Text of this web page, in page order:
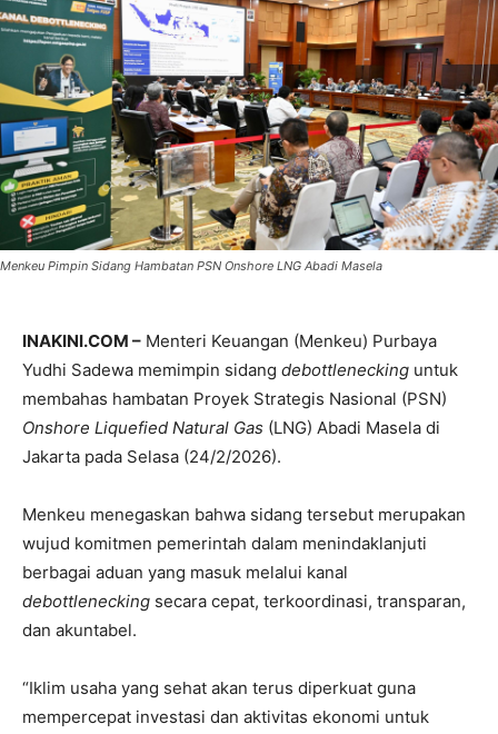
Menkeu Pimpin Sidang Hambatan PSN Onshore LNG Abadi Masela
INAKINI.COM – Menteri Keuangan (Menkeu) Purbaya
Yudhi Sadewa memimpin sidang debottlenecking untuk
membahas hambatan Proyek Strategis Nasional (PSN)
Onshore Liquefied Natural Gas (LNG) Abadi Masela di
Jakarta pada Selasa (24/2/2026).
Menkeu menegaskan bahwa sidang tersebut merupakan
wujud komitmen pemerintah dalam menindaklanjuti
berbagai aduan yang masuk melalui kanal
debottlenecking secara cepat, terkoordinasi, transparan,
dan akuntabel.
“Iklim usaha yang sehat akan terus diperkuat guna
mempercepat investasi dan aktivitas ekonomi untuk